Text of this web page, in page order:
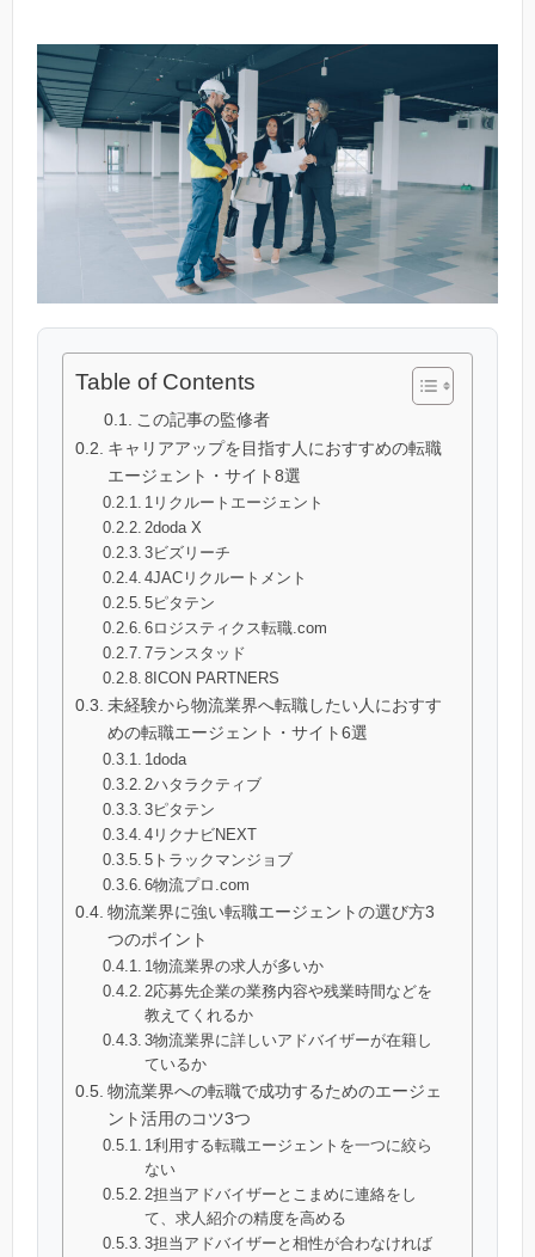
Table of Contents
この記事の監修者
キャリアアップを目指す人におすすめの転職
エージェント・サイト8選
1リクルートエージェント
2doda X
3ビズリーチ
4JACリクルートメント
5ピタテン
6ロジスティクス転職.com
7ランスタッド
8ICON PARTNERS
未経験から物流業界へ転職したい人におすす
めの転職エージェント・サイト6選
1doda
2ハタラクティブ
3ピタテン
4リクナビNEXT
5トラックマンジョブ
6物流プロ.com
物流業界に強い転職エージェントの選び方3
つのポイント
1物流業界の求人が多いか
2応募先企業の業務内容や残業時間などを
教えてくれるか
3物流業界に詳しいアドバイザーが在籍し
ているか
物流業界への転職で成功するためのエージェ
ント活用のコツ3つ
1利用する転職エージェントを一つに絞ら
ない
2担当アドバイザーとこまめに連絡をし
て、求人紹介の精度を高める
3担当アドバイザーと相性が合わなければ